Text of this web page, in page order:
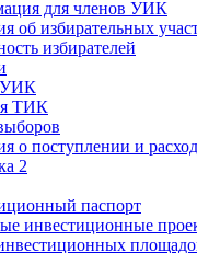
для членов УИК
об избирательных
избирателей
УИК
ТИК
о поступлении и
2
паспорт
инвестиционные